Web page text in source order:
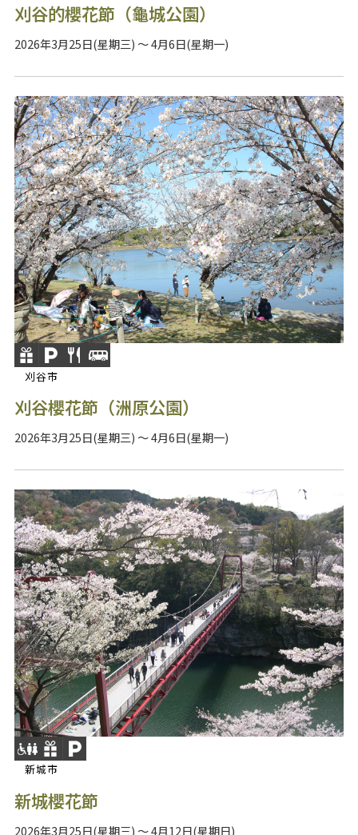
刈谷的櫻花節（龜城公園）
2026年3月25日(星期三) ～ 4月6日(星期一)
刈谷市
刈谷櫻花節（洲原公園）
2026年3月25日(星期三) ～ 4月6日(星期一)
新城市
新城櫻花節
2026年3月25日(星期三) ～ 4月12日(星期日)